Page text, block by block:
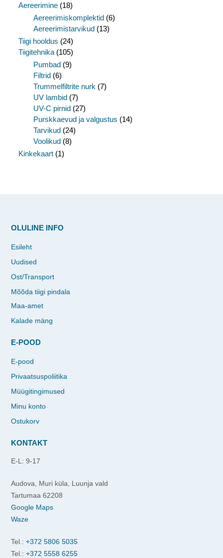
Aereerimine (18)
Aereerimiskomplektid (6)
Aereerimistarvikud (13)
Tiigi hooldus (24)
Tiigitehnika (105)
Pumbad (9)
Filtrid (6)
Trummelfiltrite nurk (7)
UV lambid (7)
UV-C pirnid (27)
Purskkaevud ja valgustus (14)
Tarvikud (24)
Voolikud (8)
Kinkekaart (1)
OLULINE INFO
Esileht
Uudised
Ost/Transport
Mõõda tiigi pindala
Maa-amet
Kalade mäng
E-POOD
E-pood
Privaatsuspoliitika
Müügitingimused
Minu konto
Ostukorv
KONTAKT
E-L: 9-17
Audova, Muri küla, Luunja vald
Tartumaa 62208
Google Maps
Waze
Tel.: +372 5806 5035
Tel.: +372 5558 6255